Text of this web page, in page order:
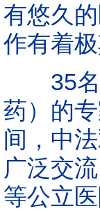
有悠久
作有着极
35名
药）的
间，中
广泛交
等公立